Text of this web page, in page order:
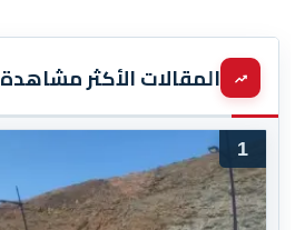
المقالات الأكثر مشاهدة
1